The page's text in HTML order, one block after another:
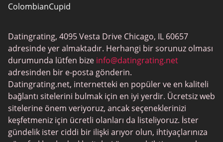
ColombianCupid
MeetMindful
BDSM Flört
BBPeopleMeet
Şeker Baba Siteleri
JPeopleMeet
Trans Tarihleme
Datingrating, 4095 Vesta Drive Chicago, IL 60657
adresinde yer almaktadır. Herhangi bir sorunuz olması
durumunda lütfen bize info@datingrating.net
adresinden bir e-posta gönderin.
Datingrating.net, internetteki en popüler ve en kaliteli
bağlantı sitelerini bulmak için en iyi yerdir. Ücretsiz web
sitelerine önem veriyoruz, ancak seçeneklerinizi
keşfetmeniz için ücretli olanları da listeliyoruz. İster
gündelik ister ciddi bir ilişki arıyor olun, ihtiyaçlarınıza